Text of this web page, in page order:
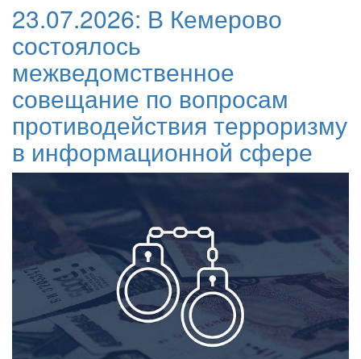
23.07.2026: В Кемерово
состоялось
межведомственное
совещание по вопросам
противодействия терроризму
в информационной сфере